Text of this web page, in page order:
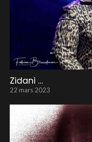
Zidani …
22 mars 2023